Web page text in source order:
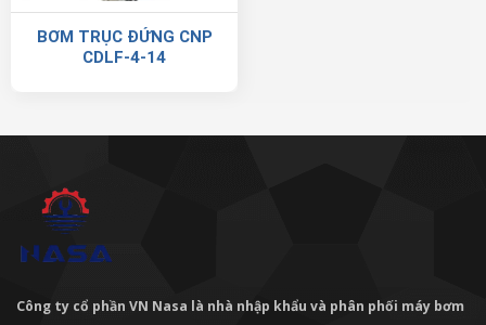
BƠM TRỤC ĐỨNG CNP
CDLF-4-14
Công ty cổ phần VN Nasa là nhà nhập khẩu và phân phối máy bơm